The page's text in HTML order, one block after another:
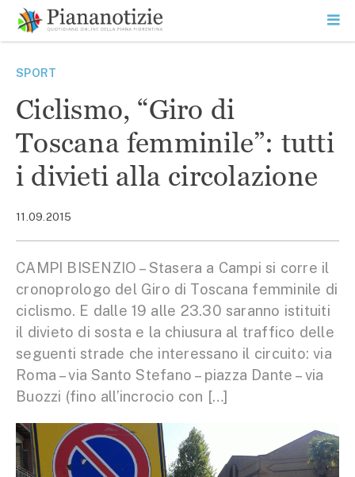
contenuto
SEARCH
SPORT
Ciclismo, “Giro di
Toscana femminile”: tutti
i divieti alla circolazione
11.09.2015
CAMPI BISENZIO – Stasera a Campi si corre il
cronoprologo del Giro di Toscana femminile di
ciclismo. E dalle 19 alle 23.30 saranno istituiti
il divieto di sosta e la chiusura al traffico delle
seguenti strade che interessano il circuito: via
Roma – via Santo Stefano – piazza Dante – via
Buozzi (fino all’incrocio con […]